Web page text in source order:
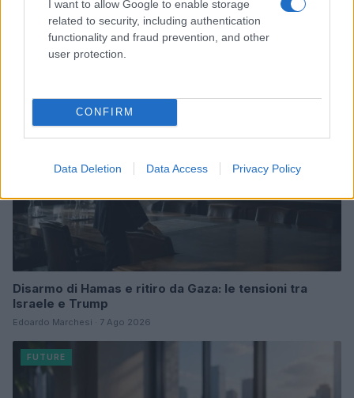
I want to allow Google to enable storage
related to security, including authentication
functionality and fraud prevention, and other
user protection.
CONFIRM
Data Deletion Data Access Privacy Policy
caratteristiche principali
Edoardo Vitali · 9 Ago 2026
Disarmo di Hamas e ritiro da Gaza: le tensioni tra
Israele e Trump
Edoardo Marchesi · 7 Ago 2026
FUTURE